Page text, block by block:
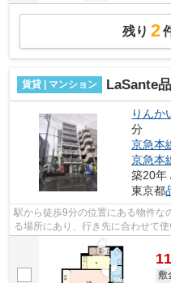
残り 2
賃貸 | マンション LaSante
りんか
分
京急本
京急本
築20年
東京都
駅から徒歩9分の位置にある物件な
る場所にあり、行き先に合わせて
の物件です。造りとデザインに関し
敷